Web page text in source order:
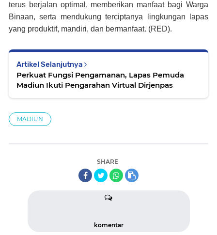
terus berjalan optimal, memberikan manfaat bagi Warga
Binaan, serta mendukung terciptanya lingkungan lapas
yang produktif, mandiri, dan bermanfaat. (RED).
Artikel Selanjutnya
Perkuat Fungsi Pengamanan, Lapas Pemuda
Madiun Ikuti Pengarahan Virtual Dirjenpas
MADIUN
SHARE
komentar